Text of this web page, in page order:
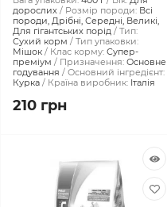
дорослих
Розмір породи: Всі
породи, Дрібні, Середні, Великі,
Для гігантських порід
Тип:
Сухий корм
Тип упаковки:
Мішок
Клас корму: Супер-
преміум
Призначення: Основне
годування
Основний інгредієнт:
Курка
Країна виробник: Італія
210 грн